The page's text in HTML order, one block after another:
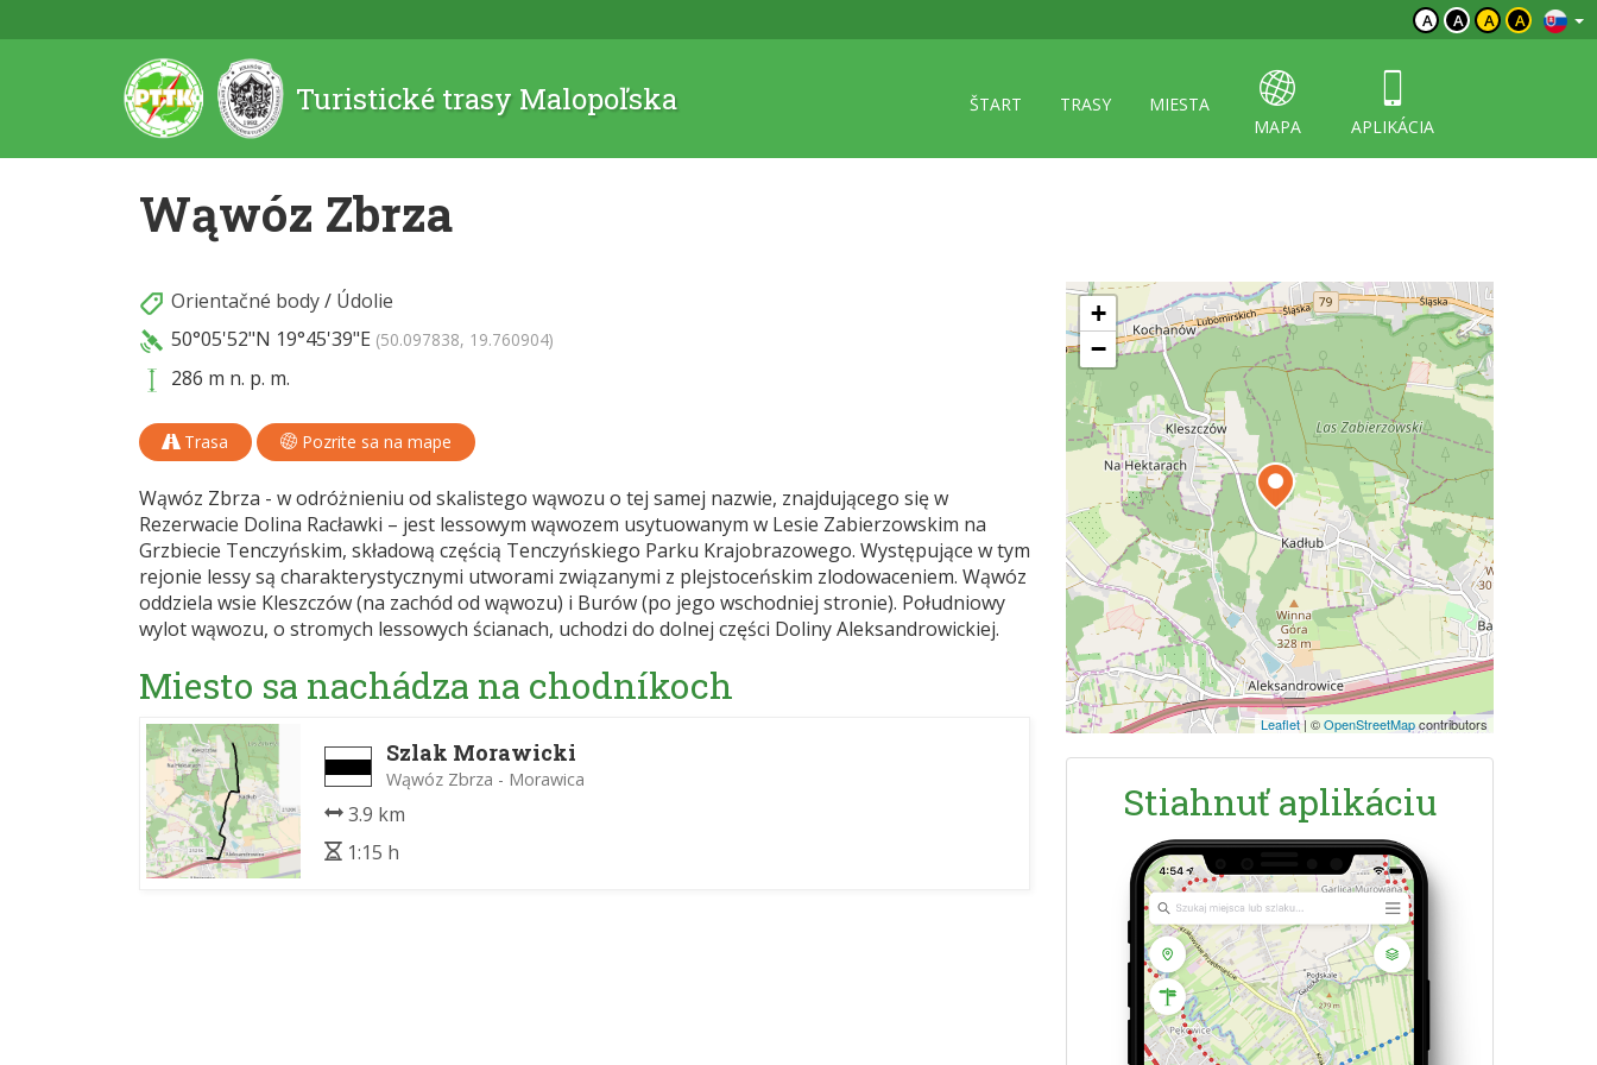
A A A A
Turistické trasy Malopoľska ŠTART TRASY
MIESTA
MAPA
APLIKÁCIA
Wąwóz Zbrza
Orientačné body/ Údolie
50°05'52"N 19°45'39"E (50.097838, 19.760904)
286 m n. p. m.
Trasa Pozrite sa na mape
Wąwóz Zbrza - w odróżnieniu od skalistego wąwozu o tej samej nazwie, znajdującego się w
Rezerwacie Dolina Racławki – jest lessowym wąwozem usytuowanym w Lesie Zabierzowskim na
Grzbiecie Tenczyńskim, składową częścią Tenczyńskiego Parku Krajobrazowego. Występujące w tym
rejonie lessy są charakterystycznymi utworami związanymi z plejstoceńskim zlodowaceniem. Wąwóz
oddziela wsie Kleszczów (na zachód od wąwozu) i Burów (po jego wschodniej stronie). Południowy
wylot wąwozu, o stromych lessowych ścianach, uchodzi do dolnej części Doliny Aleksandrowickiej.
Miesto sa nachádza na chodníkoch
Szlak Morawicki
Wąwóz Zbrza - Morawica
3.9 km
1:15 h
+
−
Leaflet| ©OpenStreetMapcontributors
Stiahnuť aplikáciu